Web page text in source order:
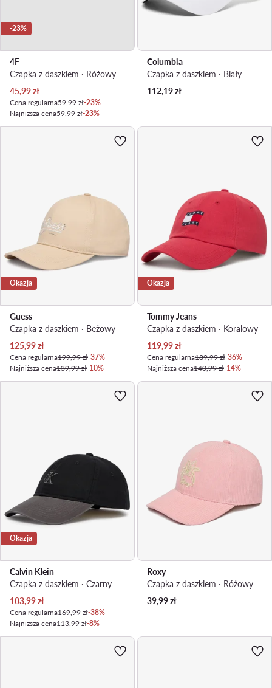
-23%
4F
Czapka z daszkiem · Różowy
Aktualna cena
45,99zł
Cena regularna59,99 zł-23%
Najniższa cena59,99 zł-23%
Columbia
Czapka z daszkiem · Biały
112,19zł
Okazja
Guess
Czapka z daszkiem · Beżowy
Aktualna cena
125,99zł
Cena regularna199,99 zł-37%
Najniższa cena139,99 zł-10%
Okazja
Tommy Jeans
Czapka z daszkiem · Koralowy
Aktualna cena
119,99zł
Cena regularna189,99 zł-36%
Najniższa cena140,99 zł-14%
Okazja
Calvin Klein
Czapka z daszkiem · Czarny
Aktualna cena
103,99zł
Cena regularna169,99 zł-38%
Najniższa cena113,99 zł-8%
Roxy
Czapka z daszkiem · Różowy
39,99zł